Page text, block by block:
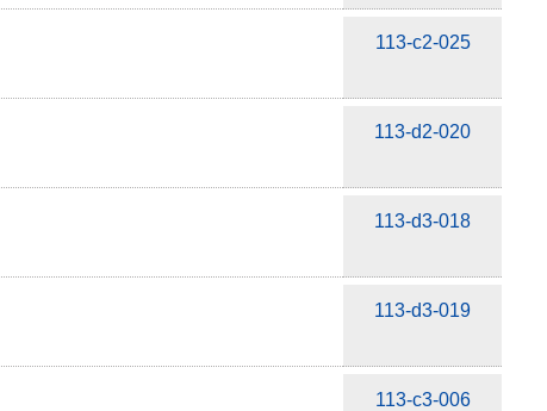
113-c2-025
113-d2-020
113-d3-018
113-d3-019
113-c3-006